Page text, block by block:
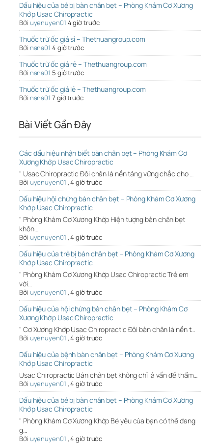
Dấu hiệu của bé bị bàn chân bẹt – Phòng Khám Cơ Xương
Khớp Usac Chiropractic
Bởi uyenuyen01 4 giờ trước
Thuốc trừ ốc giá sỉ – Thethuangroup.com
Bởi nana01 4 giờ trước
Thuốc trừ ốc giá rẻ – Thethuangroup.com
Bởi nana01 5 giờ trước
Thuốc trừ ốc giá lẻ – Thethuangroup.com
Bởi nana01 7 giờ trước
Bài Viết Gần Đây
Các dấu hiệu nhận biết bàn chân bẹt – Phòng Khám Cơ
Xương Khớp Usac Chiropractic
" Usac Chiropractic Đôi chân là nền tảng vững chắc cho …
Bởi uyenuyen01 ,4 giờ trước
Dấu hiệu hội chứng bàn chân bẹt – Phòng Khám Cơ Xương
Khớp Usac Chiropractic
" Phòng Khám Cơ Xương Khớp Hiện tượng bàn chân bẹt
khôn…
Bởi uyenuyen01 ,4 giờ trước
Dấu hiệu của trẻ bị bàn chân bẹt – Phòng Khám Cơ Xương
Khớp Usac Chiropractic
" Phòng Khám Cơ Xương Khớp Usac Chiropractic Trẻ em
với…
Bởi uyenuyen01 ,4 giờ trước
Dấu hiệu của hội chứng bàn chân bẹt – Phòng Khám Cơ
Xương Khớp Usac Chiropractic
" Cơ Xương Khớp Usac Chiropractic Đôi bàn chân là nền t…
Bởi uyenuyen01 ,4 giờ trước
Dấu hiệu của bệnh bàn chân bẹt – Phòng Khám Cơ Xương
Khớp Usac Chiropractic
Usac Chiropractic Bàn chân bẹt không chỉ là vấn đề thẩm…
Bởi uyenuyen01 ,4 giờ trước
Dấu hiệu của bé bị bàn chân bẹt – Phòng Khám Cơ Xương
Khớp Usac Chiropractic
" Phòng Khám Cơ Xương Khớp Bé yêu của bạn có thể đang
g…
Bởi uyenuyen01 ,4 giờ trước